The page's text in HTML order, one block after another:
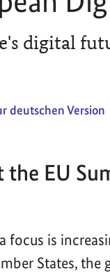
digital
deutschen Version
the EU
is
States,